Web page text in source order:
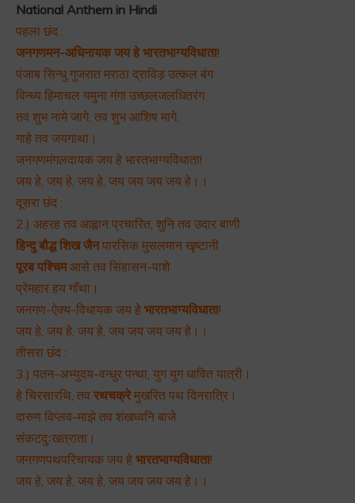
National Anthem in Hindi
पहला छंद :
जनगणमन-अधिनायक जय हे भारतभाग्यविधाता!
पंजाब सिन्धु गुजरात मराठा द्राविड़ उत्कल बंग
विन्ध्य हिमाचल यमुना गंगा उच्छलजलधितरंग
तव शुभ नामे जागे, तव शुभ आशिष मागे,
गाहे तव जयगाथा।
जनगणमंगलदायक जय हे भारतभाग्यविधाता!
जय हे, जय हे, जय हे, जय जय जय जय हे।।
दूसरा छंद :
2.) अहरह तव आह्वान प्रचारित, शुनि तव उदार बाणी
हिन्दु बौद्ध शिख जैनपारसिक मुसलमान खृष्टानी
पूरब पश्चिमआसे तव सिंहासन-पाशे
प्रेमहार हय गाँथा।
जनगण-ऐक्य-विधायक जय हे भारतभाग्यविधाता!
जय हे, जय हे, जय हे, जय जय जय जय हे।।
तीसरा छंद :
3.) पतन-अभ्युदय-वन्धुर पन्था, युग युग धावित यात्री।
हे चिरसारथि, तव रथचक्रेमुखरित पथ दिनरात्रि।
दारुण विप्लव-माझे तव शंखध्वनि बाजे
संकटदुःखत्राता।
जनगणपथपरिचायक जय हे भारतभाग्यविधाता!
जय हे, जय हे, जय हे, जय जय जय जय हे।।